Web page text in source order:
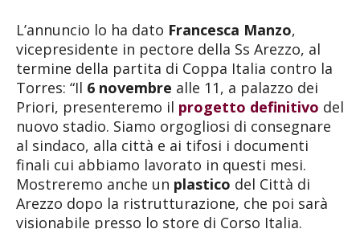
L’annuncio lo ha dato Francesca Manzo,
vicepresidente in pectore della Ss Arezzo, al
termine della partita di Coppa Italia contro la
Torres: “Il 6 novembre alle 11, a palazzo dei
Priori, presenteremo il progetto definitivo del
nuovo stadio. Siamo orgogliosi di consegnare
al sindaco, alla città e ai tifosi i documenti
finali cui abbiamo lavorato in questi mesi.
Mostreremo anche un plastico del Città di
Arezzo dopo la ristrutturazione, che poi sarà
visionabile presso lo store di Corso Italia.